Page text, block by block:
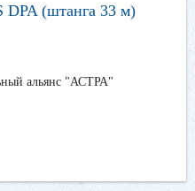
(штанга 33 м)
альянс "АСТРА"